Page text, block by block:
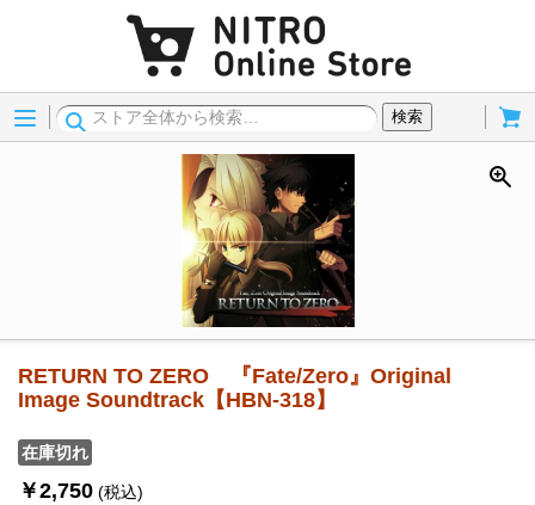
Menu
検索
RETURN TO ZERO 『Fate/Zero』Original
Image Soundtrack【HBN-318】
在庫切れ
￥2,750 (税込)